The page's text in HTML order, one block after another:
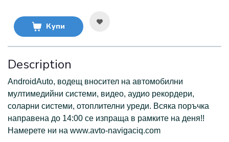
Купи
Description
АndroidAuto, водещ вносител на автомобилни
мултимедийни системи, видео, аудио рекордери,
соларни системи, отоплителни уреди. Всяка поръчка
направена до 14:00 се изпраща в рамките на деня!!
Намерете ни на www.avto-navigaciq.com